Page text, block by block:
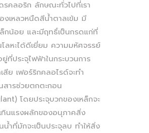
รคลอริก ลักษณะทั่วไปที่เรา
งเหลวหนืดสีน้ำตาลเข้ม มี
กน้อย และมีฤทธิ์เป็นกรดแก่ที่
ลหะได้ดีเยี่ยม ความมหัศจรรย์
ที่ประจุไฟฟ้าในกระบวนการ
สีย เฟอร์ริกคลอไรด์จะทำ
สารช่วยตกตะกอน
โดยประจุบวกของเหล็กจะ
เทินแรงผลักของอนุภาคสิ่ง
น้ำที่มักจะเป็นประจุลบ ทำให้สิ่ง